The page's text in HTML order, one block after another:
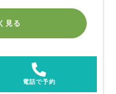
見る
電話で予約